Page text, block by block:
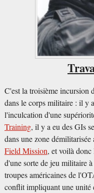
C'est la troisième incursion
dans le corps militaire : il y
l'inculcation d'une
Training, il y a eu des GIs
dans une zone
Field Mission, et voilà donc
d'une sorte de jeu militaire
troupes américaines de
conflit impliquant une unité